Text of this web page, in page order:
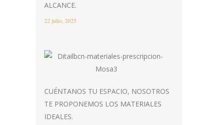
ALCANCE.
22 julio, 2025
CUÉNTANOS TU ESPACIO, NOSOTROS
TE PROPONEMOS LOS MATERIALES
IDEALES.